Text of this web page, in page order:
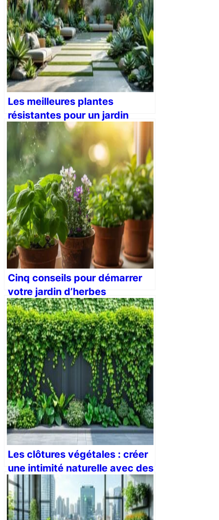
Les meilleures plantes
résistantes pour un jardin
moderne à faible entretien
Cinq conseils pour démarrer
votre jardin d’herbes
aromatiques
Les clôtures végétales : créer
une intimité naturelle avec des
haies et des plantes
grimpantes